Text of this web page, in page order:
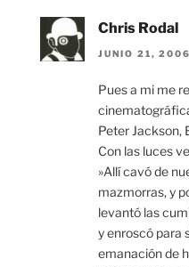
Chris Rodal
JUNIO 21,
Pues a mi me
Peter Jackson,
Con las luces
»Allí cavó de
mazmorras, y
levantó las
y enroscó para
emanación de